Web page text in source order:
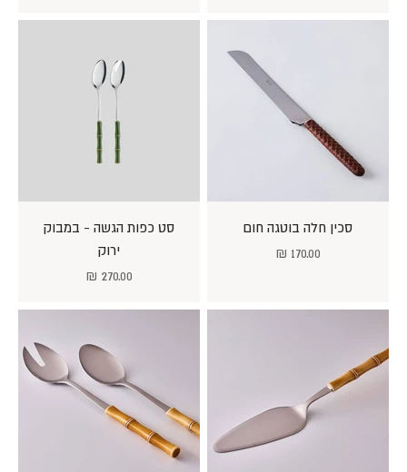
סכין חלה בוטגה חום
מחיר מבצע
170.00 ₪
סט כפות הגשה - במבוק
ירוק
מחיר מבצע
270.00 ₪